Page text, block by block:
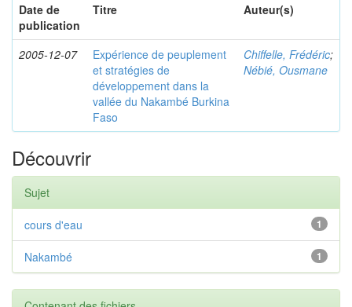
Date de
publication
Titre Auteur(s)
2005-12-07
Expérience de peuplement
et stratégies de
développement dans la
vallée du Nakambé Burkina
Faso
Chiffelle, Frédéric;
Nébié, Ousmane
Découvrir
Sujet
1
cours d'eau
1
Nakambé